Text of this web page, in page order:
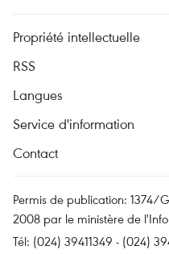
Propriété intellectuelle
RSS
Langues
Service d'information
Contact
Permis de publication: 1374/
2008 par le ministère de
Tél: (024) 39411349 - (024)